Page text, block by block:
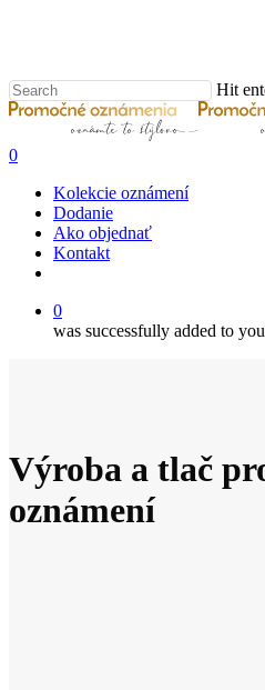
content
Hit
Close
0
Kolekcie oznámení
Dodanie
Ako objednať
Kontakt
0
was successfully added to
Výroba a tlač
oznámení